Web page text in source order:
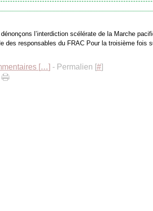
l’interdiction scélérate de la Marche
des responsables du FRAC Pour la troisième fois
[…] - Permalien [#]